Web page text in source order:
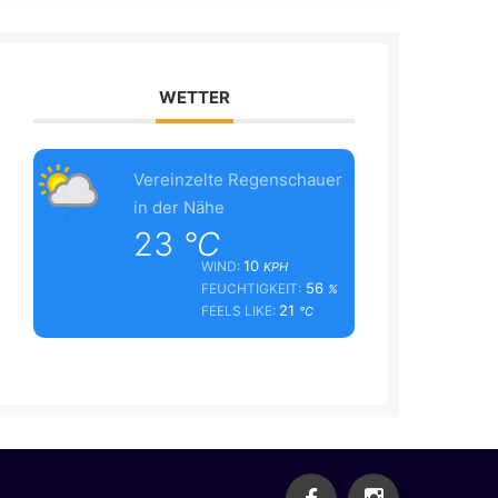
WETTER
Vereinzelte Regenschauer
in der Nähe
23 °C
WIND:10 KPH
FEUCHTIGKEIT: 56 %
FEELS LIKE: 21 °C